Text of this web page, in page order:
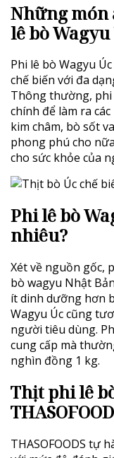
Những món
lê bò Wagyu
Phi lê bò Wagyu
chế biến với đa
Thông thường, phi
chính để làm ra
kim châm, bò sốt
phong phú cho
cho sức khỏe của
Phi lê bò
nhiêu?
Xét về nguồn gốc,
bò wagyu Nhật
ít dinh dưỡng hơn
Wagyu Úc cũng
người tiêu dùng.
cung cấp mà
nghìn đồng 1 kg.
Thịt phi lê
THASOFOODS tự